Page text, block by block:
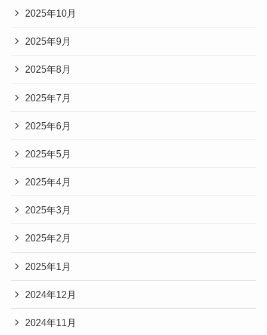
2025年10月
2025年9月
2025年8月
2025年7月
2025年6月
2025年5月
2025年4月
2025年3月
2025年2月
2025年1月
2024年12月
2024年11月